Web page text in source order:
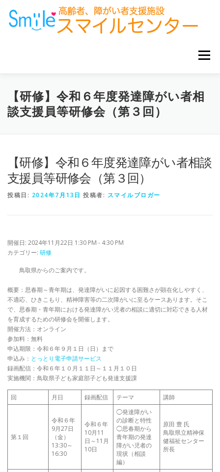
キ
メニュー
ホーム お知らせ サービス事業所 グループ企業
【研修】令和６年度発達障がい者相
談支援員等研修会（第３回）
【研修】令和６年度発達障がい者相談
支援員等研修会（第３回）
投稿日: 2024年7月13日 投稿者: スマイルブロガー
開催日: 2024年11月22日 1:30 PM - 4:30 PM
カテゴリー: 研修
鳥取県からのご案内です。
概要：思春期～青年期は、発達障がいに起因する困難さが顕在化しやすく、
不適応、ひきこもり、精神障害等の二次障がいに至るケースあります。そこ
で、思春期・青年期における発達障がい児者の相談に適切に対応できる人材
を育成するための研修会を開催します。
開催方法：オンライン
参加料：無料
申込期限：令和６年９月１日（日）まで
申込み： とっとり電子申請サービス
録画配信：令和６年１０月１１日～１１月１０日
実施機関：鳥取県子ども家庭部子ども発達支援課
回 月日 録画配信 テーマ 講師
第１回
令和６年
9月27日
（金）
13:30～
16:30
令和６年
10月11
日～11月
10日
◯発達障がい
の診断と特性
◯思春期から
青年期の発達
障がい児者の
現状（相談
編）
原田 豊 氏
鳥取県立精神保
健福祉センター
所長